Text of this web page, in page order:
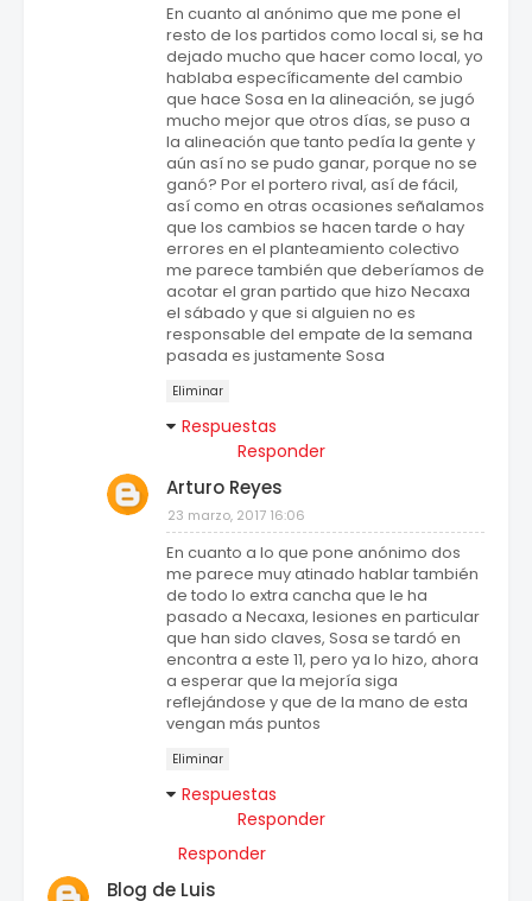
En cuanto al anónimo que me pone el
resto de los partidos como local si, se ha
dejado mucho que hacer como local, yo
hablaba específicamente del cambio
que hace Sosa en la alineación, se jugó
mucho mejor que otros días, se puso a
la alineación que tanto pedía la gente y
aún así no se pudo ganar, porque no se
ganó? Por el portero rival, así de fácil,
así como en otras ocasiones señalamos
que los cambios se hacen tarde o hay
errores en el planteamiento colectivo
me parece también que deberíamos de
acotar el gran partido que hizo Necaxa
el sábado y que si alguien no es
responsable del empate de la semana
pasada es justamente Sosa
Eliminar
Respuestas
Responder
Arturo Reyes
23 marzo, 2017 16:06
En cuanto a lo que pone anónimo dos
me parece muy atinado hablar también
de todo lo extra cancha que le ha
pasado a Necaxa, lesiones en particular
que han sido claves, Sosa se tardó en
encontra a este 11, pero ya lo hizo, ahora
a esperar que la mejoría siga
reflejándose y que de la mano de esta
vengan más puntos
Eliminar
Respuestas
Responder
Responder
Blog de Luis